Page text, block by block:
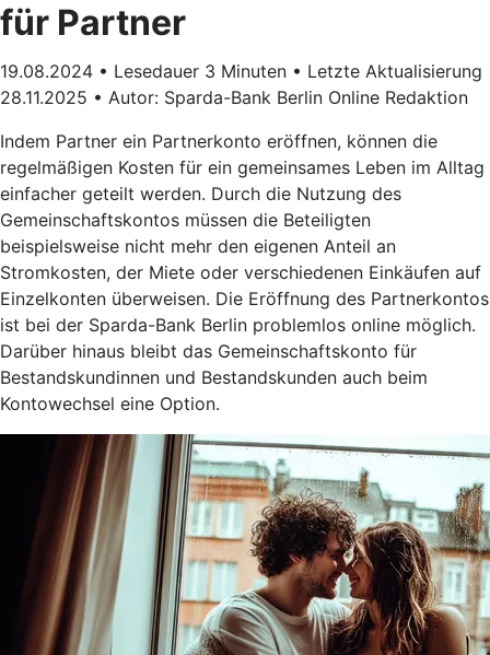
für Partner
19.08.2024 • Lesedauer 3 Minuten • Letzte Aktualisierung
28.11.2025 • Autor: Sparda-Bank Berlin Online Redaktion
Indem Partner ein Partnerkonto eröffnen, können die
regelmäßigen Kosten für ein gemeinsames Leben im Alltag
einfacher geteilt werden. Durch die Nutzung des
Gemeinschaftskontos müssen die Beteiligten
beispielsweise nicht mehr den eigenen Anteil an
Stromkosten, der Miete oder verschiedenen Einkäufen auf
Einzelkonten überweisen. Die Eröffnung des Partnerkontos
ist bei der Sparda-Bank Berlin problemlos online möglich.
Darüber hinaus bleibt das Gemeinschaftskonto für
Bestandskundinnen und Bestandskunden auch beim
Kontowechsel eine Option.